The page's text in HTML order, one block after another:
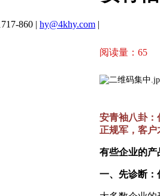
阅读量： 65
安青袖八卦：
正规军，客户
有些企业的产
一、先诊断
860 | hy@4khy.com |